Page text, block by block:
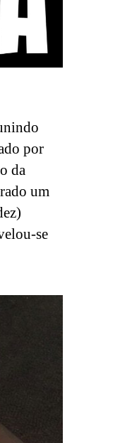
por
da
um
se